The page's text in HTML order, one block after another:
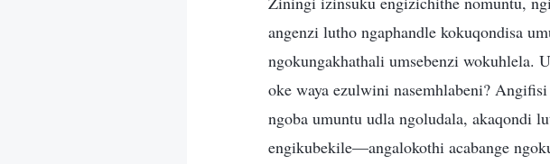
angenzi lutho ngaphandle kokuqondisa
ngokungakhathali umsebenzi wokuhlela.
oke waya ezulwini nasemhlabeni?
ngoba umuntu udla ngoludala, akaqondi
engikubekile—angalokothi acabange